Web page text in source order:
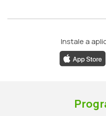
Instale a